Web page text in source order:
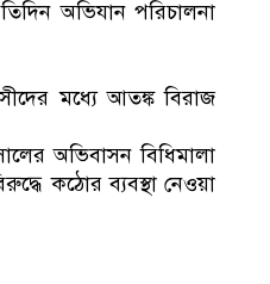
অভিযান পরিচালনা
মধ্যে আতঙ্ক বিরাজ
অভিবাসন বিধিমালা
কঠোর ব্যবস্থা নেওয়া